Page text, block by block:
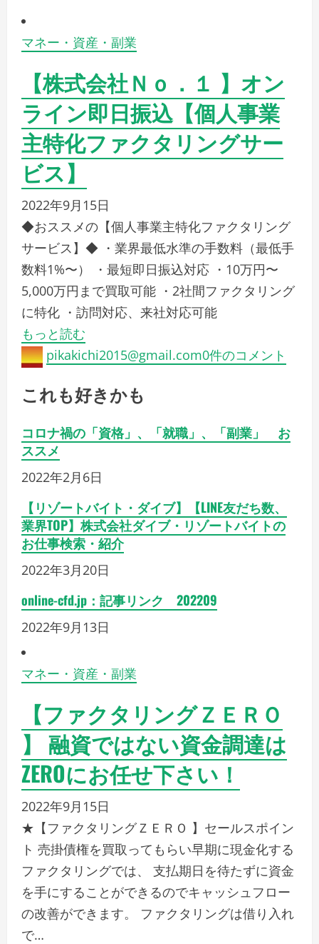
マネー・資産・副業
【株式会社Ｎｏ．１ 】オン
ライン即日振込【個人事業
主特化ファクタリングサー
ビス】
2022年9月15日
◆おススメの【個人事業主特化ファクタリング
サービス】◆ ・業界最低水準の手数料（最低手
数料1%〜） ・最短即日振込対応 ・10万円〜
5,000万円まで買取可能 ・2社間ファクタリング
に特化 ・訪問対応、来社対応可能
もっと読む
pikakichi2015@gmail.com0件のコメント
これも好きかも
コロナ禍の「資格」、「就職」、「副業」 お
ススメ
2022年2月6日
【リゾートバイト・ダイブ】【LINE友だち数、
業界TOP】株式会社ダイブ・リゾートバイトの
お仕事検索・紹介
2022年3月20日
online-cfd.jp：記事リンク 202209
2022年9月13日
マネー・資産・副業
【ファクタリングＺＥＲＯ
】 融資ではない資金調達は
ZEROにお任せ下さい！
2022年9月15日
★【ファクタリングＺＥＲＯ 】セールスポイン
ト 売掛債権を買取ってもらい早期に現金化する
ファクタリングでは、 支払期日を待たずに資金
を手にすることができるのでキャッシュフロー
の改善ができます。 ファクタリングは借り入れ
で…